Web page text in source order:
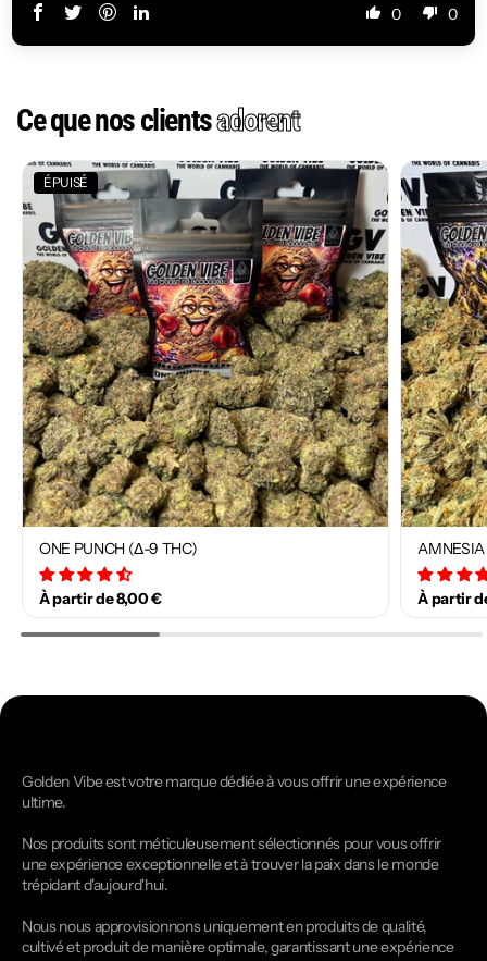
0 0
Ce que nos clientsadorent
ÉPUISÉ
ONE PUNCH (Δ-9 THC)
À partir de 8,00 € À partir
Golden Vibe est votre marque dédiée à vous offrir une expérience
ultime.
Nos produits sont méticuleusement sélectionnés pour vous offrir
une expérience exceptionnelle et à trouver la paix dans le monde
trépidant d'aujourd'hui.
Nous nous approvisionnons uniquement en produits de qualité,
cultivé et produit de manière optimale, garantissant une expérience